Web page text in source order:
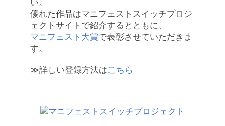
い。
優れた作品はマニフェストスイッチプロジ
ェクトサイトで紹介するとともに、
マニフェスト大賞で表彰させていただきま
す。
≫詳しい登録方法はこちら